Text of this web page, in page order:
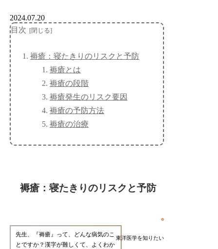
2024.07.20
目次
褥瘡：寝たきりのリスクと予防
褥瘡とは
褥瘡の段階
褥瘡発生のリスク要因
褥瘡の予防方法
褥瘡の治療
褥瘡：寝たきりのリスクと予防
東洋医学を知りたい
先生、『褥瘡』って、どんな病気のこ
とですか？漢字が難しくて、よくわか